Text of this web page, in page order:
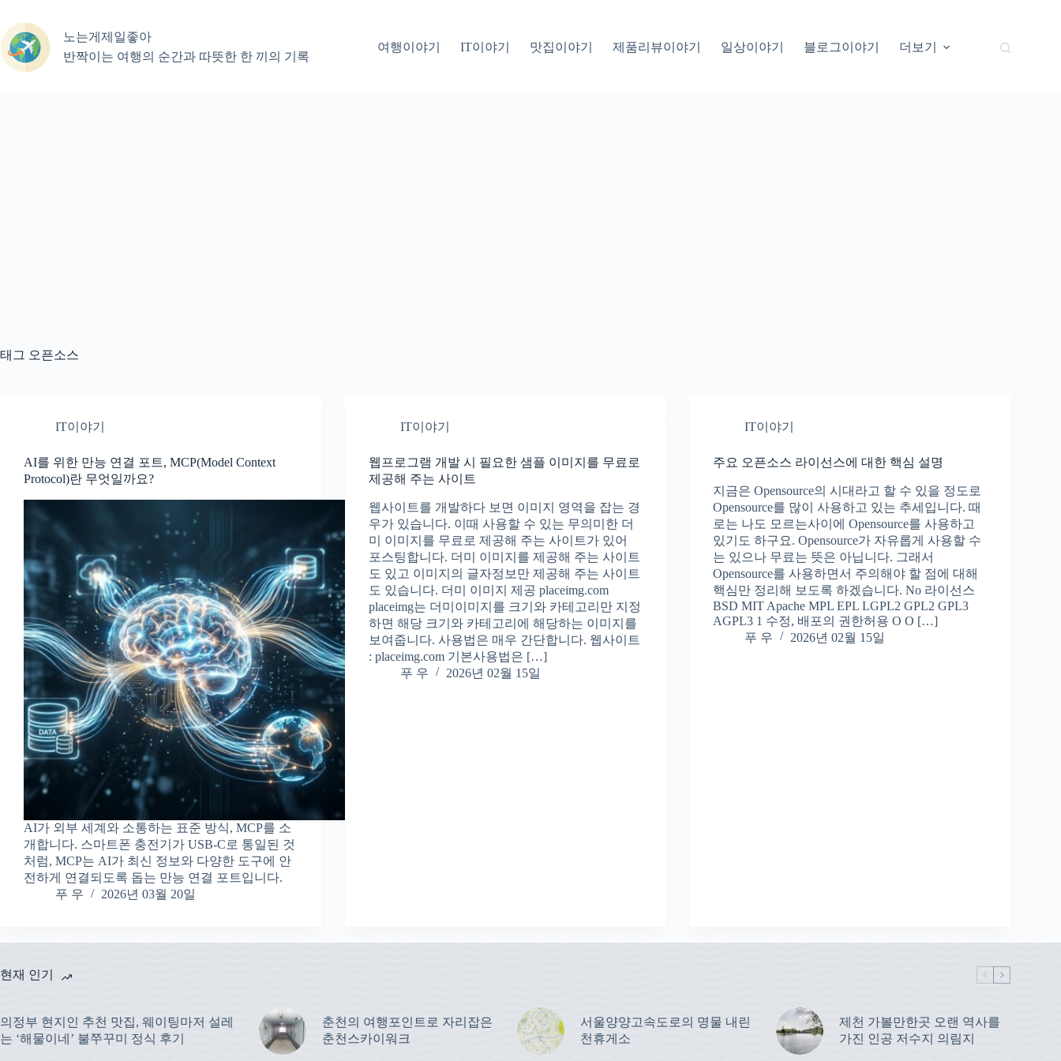
으
로
노는게제일좋아
반짝이는 여행의 순간과 따뜻한 한 끼의 기록
여행이야기 IT이야기 맛집이야기 제품리뷰이야기 일상이야기 블로그이야기 더보기
태그 오픈소스
IT이야기
AI를 위한 만능 연결 포트, MCP(Model Context
Protocol)란 무엇일까요?
AI가 외부 세계와 소통하는 표준 방식, MCP를 소
개합니다. 스마트폰 충전기가 USB-C로 통일된 것
처럼, MCP는 AI가 최신 정보와 다양한 도구에 안
전하게 연결되도록 돕는 만능 연결 포트입니다.
푸 우
2026년 03월 20일
IT이야기
웹프로그램 개발 시 필요한 샘플 이미지를 무료로
제공해 주는 사이트
웹사이트를 개발하다 보면 이미지 영역을 잡는 경
우가 있습니다. 이때 사용할 수 있는 무의미한 더
미 이미지를 무료로 제공해 주는 사이트가 있어
포스팅합니다. 더미 이미지를 제공해 주는 사이트
도 있고 이미지의 글자정보만 제공해 주는 사이트
도 있습니다. 더미 이미지 제공 placeimg.com
placeimg는 더미이미지를 크기와 카테고리만 지정
하면 해당 크기와 카테고리에 해당하는 이미지를
보여줍니다. 사용법은 매우 간단합니다. 웹사이트
: placeimg.com 기본사용법은 […]
푸 우
2026년 02월 15일
IT이야기
주요 오픈소스 라이선스에 대한 핵심 설명
지금은 Opensource의 시대라고 할 수 있을 정도로
Opensource를 많이 사용하고 있는 추세입니다. 때
로는 나도 모르는사이에 Opensource를 사용하고
있기도 하구요. Opensource가 자유롭게 사용할 수
는 있으나 무료는 뜻은 아닙니다. 그래서
Opensource를 사용하면서 주의해야 할 점에 대해
핵심만 정리해 보도록 하겠습니다. No 라이선스
BSD MIT Apache MPL EPL LGPL2 GPL2 GPL3
AGPL3 1 수정, 배포의 권한허용 O O […]
푸 우
2026년 02월 15일
현재 인기
의정부 현지인 추천 맛집, 웨이팅마저 설레
는 ‘해물이네’ 불쭈꾸미 정식 후기
춘천의 여행포인트로 자리잡은
춘천스카이워크
서울양양고속도로의 명물 내린
천휴게소
제천 가볼만한곳 오랜 역사를
가진 인공 저수지 의림지